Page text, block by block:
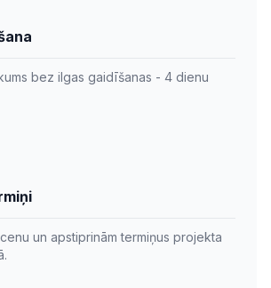
bez ilgas gaidīšanas - 4 dienu
un apstiprinām termiņus projekta